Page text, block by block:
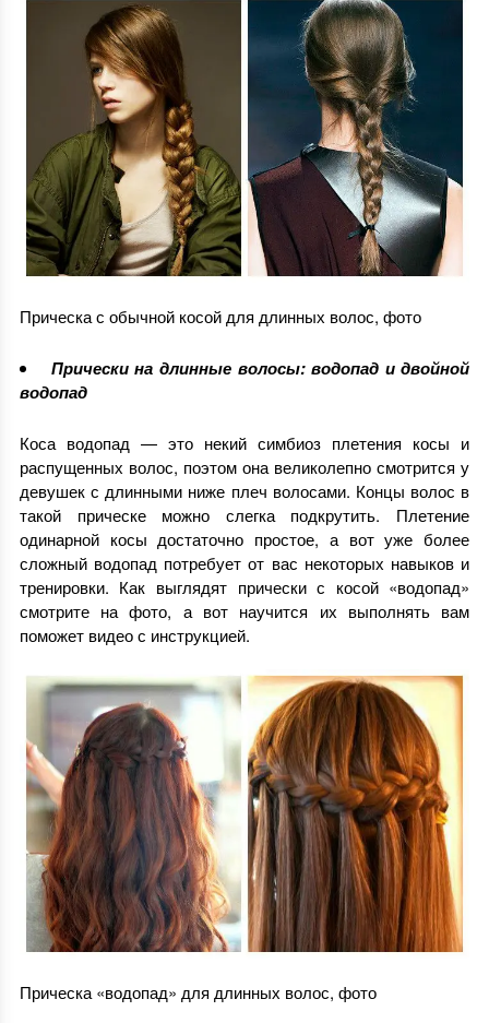
Прическа с обычной косой для длинных волос, фото
Прически на длинные волосы: водопад и двойной
водопад
Коса водопад — это некий симбиоз плетения косы и
распущенных волос, поэтом она великолепно смотрится у
девушек с длинными ниже плеч волосами. Концы волос в
такой прическе можно слегка подкрутить. Плетение
одинарной косы достаточно простое, а вот уже более
сложный водопад потребует от вас некоторых навыков и
тренировки. Как выглядят прически с косой «водопад»
смотрите на фото, а вот научится их выполнять вам
поможет видео с инструкцией.
Прическа «водопад» для длинных волос, фото